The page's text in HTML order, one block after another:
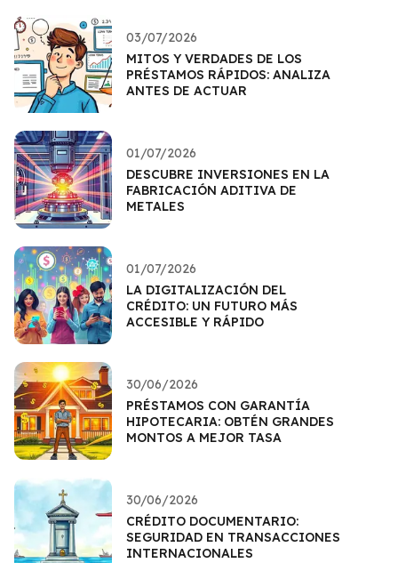
03/07/2026
MITOS Y VERDADES DE LOS
PRÉSTAMOS RÁPIDOS: ANALIZA
ANTES DE ACTUAR
01/07/2026
DESCUBRE INVERSIONES EN LA
FABRICACIÓN ADITIVA DE
METALES
01/07/2026
LA DIGITALIZACIÓN DEL
CRÉDITO: UN FUTURO MÁS
ACCESIBLE Y RÁPIDO
30/06/2026
PRÉSTAMOS CON GARANTÍA
HIPOTECARIA: OBTÉN GRANDES
MONTOS A MEJOR TASA
30/06/2026
CRÉDITO DOCUMENTARIO:
SEGURIDAD EN TRANSACCIONES
INTERNACIONALES